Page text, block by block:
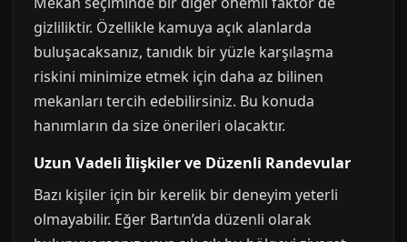
gizliliktir. Özellikle kamuya açık alanlarda
buluşacaksanız, tanıdık bir yüzle karşılaşma
riskini minimize etmek için daha az bilinen
mekanları tercih edebilirsiniz. Bu konuda
hanımların da size önerileri olacaktır.
Uzun Vadeli İlişkiler ve Düzenli Randevular
Bazı kişiler için bir kerelik bir deneyim yeterli
olmayabilir. Eğer Bartın’da düzenli olarak